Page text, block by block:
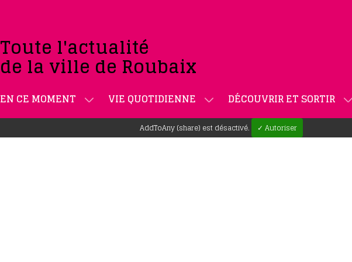
Toute l'actualité
de la ville de Roubaix
EN CE MOMENT VIE QUOTIDIENNE DÉCOUVRIR ET SORTIR
AddToAny (share) est désactivé. ✓ Autoriser